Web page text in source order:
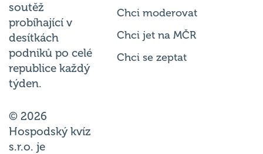
soutěž
probíhající v
desítkách
podniků po celé
republice každý
týden.
© 2026
Hospodský kvíz
s.r.o. je
Chci moderovat
Chci jet na MČR
Chci se zeptat